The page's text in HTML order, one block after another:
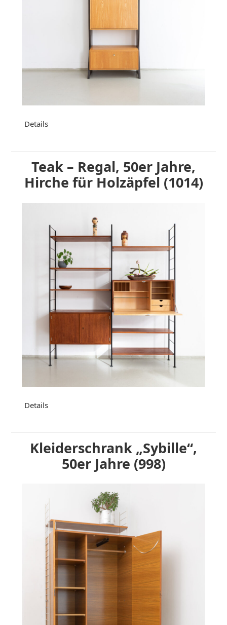
Details
Teak – Regal, 50er Jahre,
Hirche für Holzäpfel (1014)
Details
Kleiderschrank „Sybille“,
50er Jahre (998)